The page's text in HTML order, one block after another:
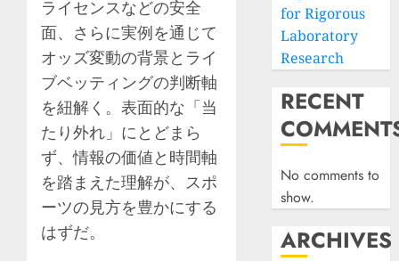
ライセンスなどの安全
面、さらに実例を通じて
オッズ変動の背景とライ
ブベッティングの判断軸
を紐解く。表面的な「当
たり外れ」にとどまら
ず、情報の価値と時間軸
を踏まえた理解が、スポ
ーツの見方を豊かにする
はずだ。
for Rigorous
Laboratory
Research
RECENT
No comments to
show.
ARCHIVES